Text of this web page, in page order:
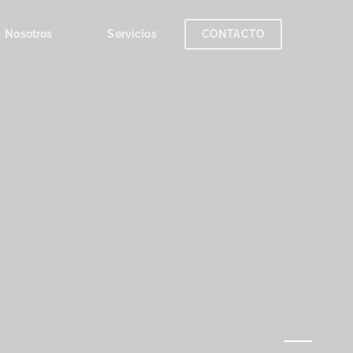
Nosotros Servicios CONTACTO